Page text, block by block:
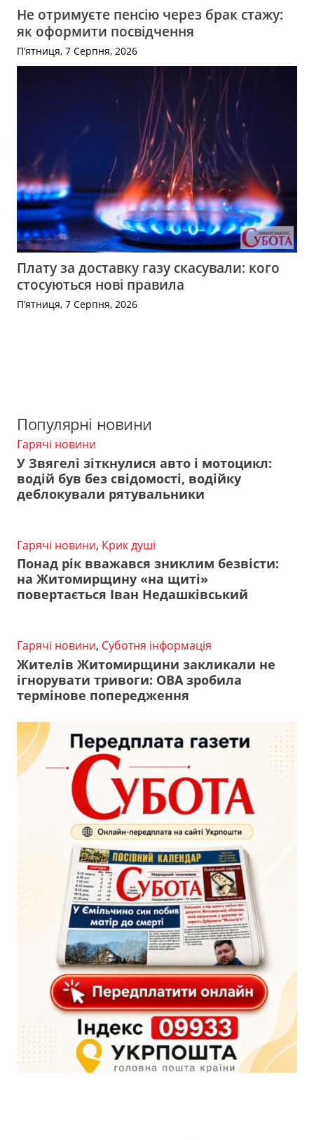
Не отримуєте пенсію через брак стажу:
як оформити посвідчення
П’ятниця, 7 Серпня, 2026
Плату за доставку газу скасували: кого
стосуються нові правила
П’ятниця, 7 Серпня, 2026
Популярні новини
Гарячі новини
У Звягелі зіткнулися авто і мотоцикл:
водій був без свідомості, водійку
деблокували рятувальники
Гарячі новини, Крик душі
Понад рік вважався зниклим безвісти:
на Житомирщину «на щиті»
повертається Іван Недашківський
Гарячі новини, Суботня інформація
Жителів Житомирщини закликали не
ігнорувати тривоги: ОВА зробила
термінове попередження